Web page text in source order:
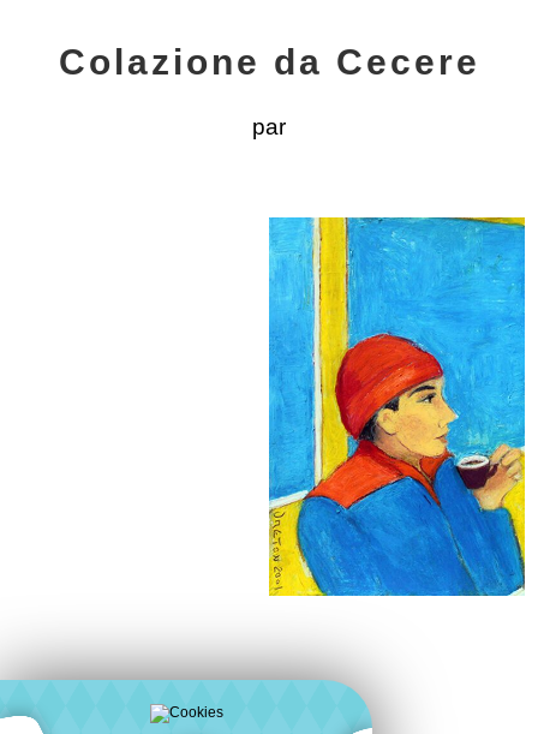
Colazione da Cecere
par
Pastels à l'huile Sennelier sur papier